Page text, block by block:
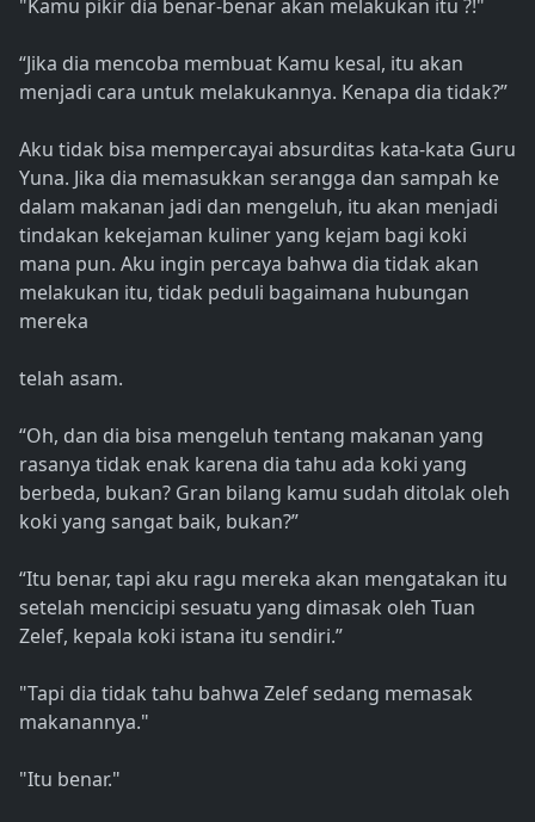
"Kamu pikir dia benar-benar akan melakukan itu ?!"
“Jika dia mencoba membuat Kamu kesal, itu akan
menjadi cara untuk melakukannya. Kenapa dia tidak?”
Aku tidak bisa mempercayai absurditas kata-kata Guru
Yuna. Jika dia memasukkan serangga dan sampah ke
dalam makanan jadi dan mengeluh, itu akan menjadi
tindakan kekejaman kuliner yang kejam bagi koki
mana pun. Aku ingin percaya bahwa dia tidak akan
melakukan itu, tidak peduli bagaimana hubungan
mereka
telah asam.
“Oh, dan dia bisa mengeluh tentang makanan yang
rasanya tidak enak karena dia tahu ada koki yang
berbeda, bukan? Gran bilang kamu sudah ditolak oleh
koki yang sangat baik, bukan?”
“Itu benar, tapi aku ragu mereka akan mengatakan itu
setelah mencicipi sesuatu yang dimasak oleh Tuan
Zelef, kepala koki istana itu sendiri.”
"Tapi dia tidak tahu bahwa Zelef sedang memasak
makanannya."
"Itu benar."